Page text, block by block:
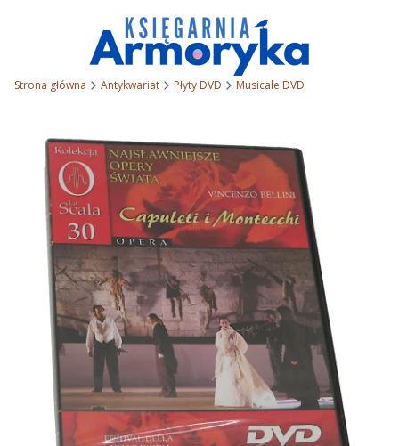
Strona główna Antykwariat Płyty DVD Musicale DVD